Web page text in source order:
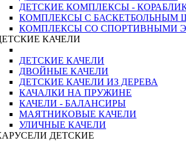
ДЕТСКИЕ КОМПЛЕКСЫ -
КОМПЛЕКСЫ С БАСКЕТБОЛЬНЫМ
КОМПЛЕКСЫ СО СПОРТИВНЫМИ
КАЧЕЛИ
ДЕТСКИЕ КАЧЕЛИ
ДВОЙНЫЕ КАЧЕЛИ
ДЕТСКИЕ КАЧЕЛИ ИЗ ДЕРЕВА
КАЧАЛКИ НА ПРУЖИНЕ
КАЧЕЛИ - БАЛАНСИРЫ
МАЯТНИКОВЫЕ КАЧЕЛИ
УЛИЧНЫЕ КАЧЕЛИ
ДЕТСКИЕ